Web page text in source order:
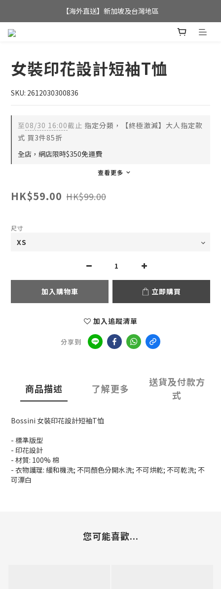
全店滿$350，即可享港澳地區免運費;
【海外直送】新加坡及台灣地區
女裝印花設計短袖T恤
SKU: 2612030300836
至08/30 16:00截止 指定分類，【終極激減】大人指定款
式 買3件85折
全店，網店限時$350免運費
查看更多
HK$59.00 HK$99.00
尺寸
加入購物車 立即購買
加入追蹤清單
分享到
商品描述 了解更多
送貨及付款方
式
Bossini 女裝印花設計短袖T恤
- 標準版型
- 印花設計
- 材質: 100% 棉
- 衣物護理: 緩和機洗; 不同顏色分開水洗; 不可烘乾; 不可乾洗; 不
可漂白
您可能喜歡...